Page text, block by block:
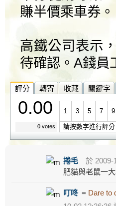
賺半價乘車券。
高鐵公司表示
待確認。A錢員
評分 轉寄 收藏 關鍵字
0.00
0 votes
1 3 5 7 9
請按數字進行評分
捲毛
於 2009-
肥貓與老鼠一
叮咚 = Dare to